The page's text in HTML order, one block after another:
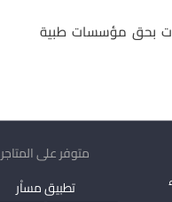
واحصائية واجراءات بحق مؤسسات طبية
متوفر على المتاجر
تطبيق مساْر